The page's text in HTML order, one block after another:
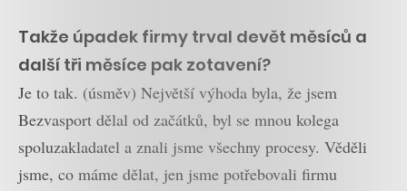
Takže úpadek firmy trval devět měsíců a
další tři měsíce pak zotavení?
Je to tak. (úsměv) Největší výhoda byla, že jsem
Bezvasport dělal od začátků, byl se mnou kolega
spoluzakladatel a znali jsme všechny procesy. Věděli
jsme, co máme dělat, jen jsme potřebovali firmu